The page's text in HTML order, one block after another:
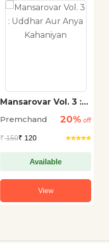
Mansarovar Vol. 3 :
Kahaniyan
Premchand 20% off
₹150₹ 120
Available
View